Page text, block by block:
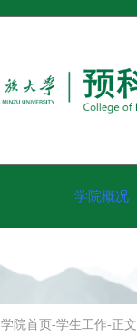
学院概况
学院首页-学生工作-正文